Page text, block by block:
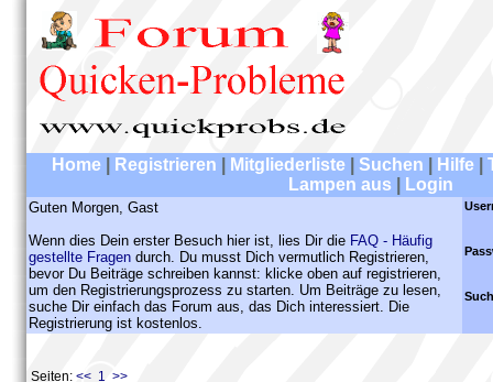
Home Registrieren Mitgliederliste Suchen Hilfe
Lampen aus
Login
Guten Morgen, Gast
Wenn dies Dein erster Besuch hier ist, lies Dir die FAQ - Häufig
gestellte Fragen durch. Du musst Dich vermutlich Registrieren,
bevor Du Beiträge schreiben kannst: klicke oben auf registrieren,
um den Registrierungsprozess zu starten. Um Beiträge zu lesen,
suche Dir einfach das Forum aus, das Dich interessiert. Die
Registrierung ist kostenlos.
Seiten: << 1 >>